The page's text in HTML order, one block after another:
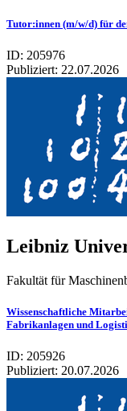
Tutor:innen (m/w/d) für
ID: 205976
Publiziert: 22.07.2026
Leib­niz
Fakultät für
Wissenschaftliche
Fabrikanlagen und
ID: 205926
Publiziert: 20.07.2026